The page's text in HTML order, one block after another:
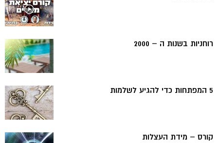
רוחניות בשנות ה – 2000
5 המפתחות כדי להגיע לשלמות
קורס – מידת העצלות